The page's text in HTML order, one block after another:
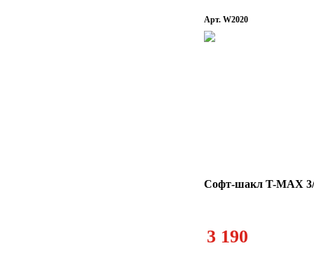
Арт. W2020
Софт-шакл T-MAX 3/
3 190